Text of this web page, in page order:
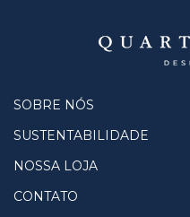
SOBRE NÓS
SUSTENTABILIDADE
NOSSA LOJA
CONTATO